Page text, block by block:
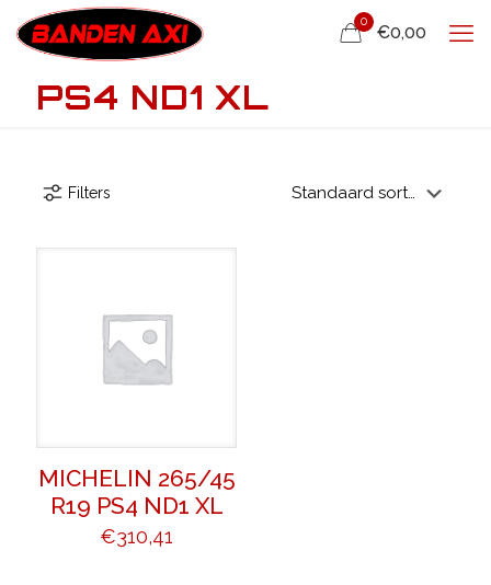
0
€0,00
PS4 ND1 XL
Filters
MICHELIN 265/45
R19 PS4 ND1 XL
€310,41